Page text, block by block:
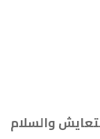
والسلام